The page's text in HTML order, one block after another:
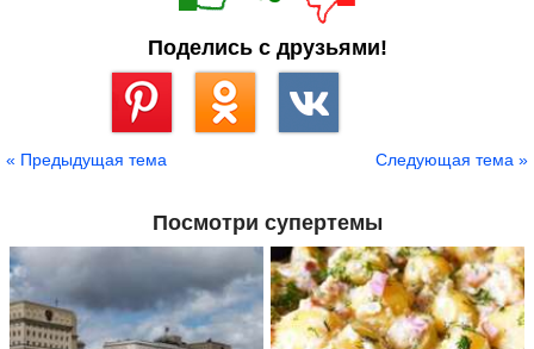
Поделись с друзьями!
« Предыдущая тема Следующая тема »
Посмотри супертемы